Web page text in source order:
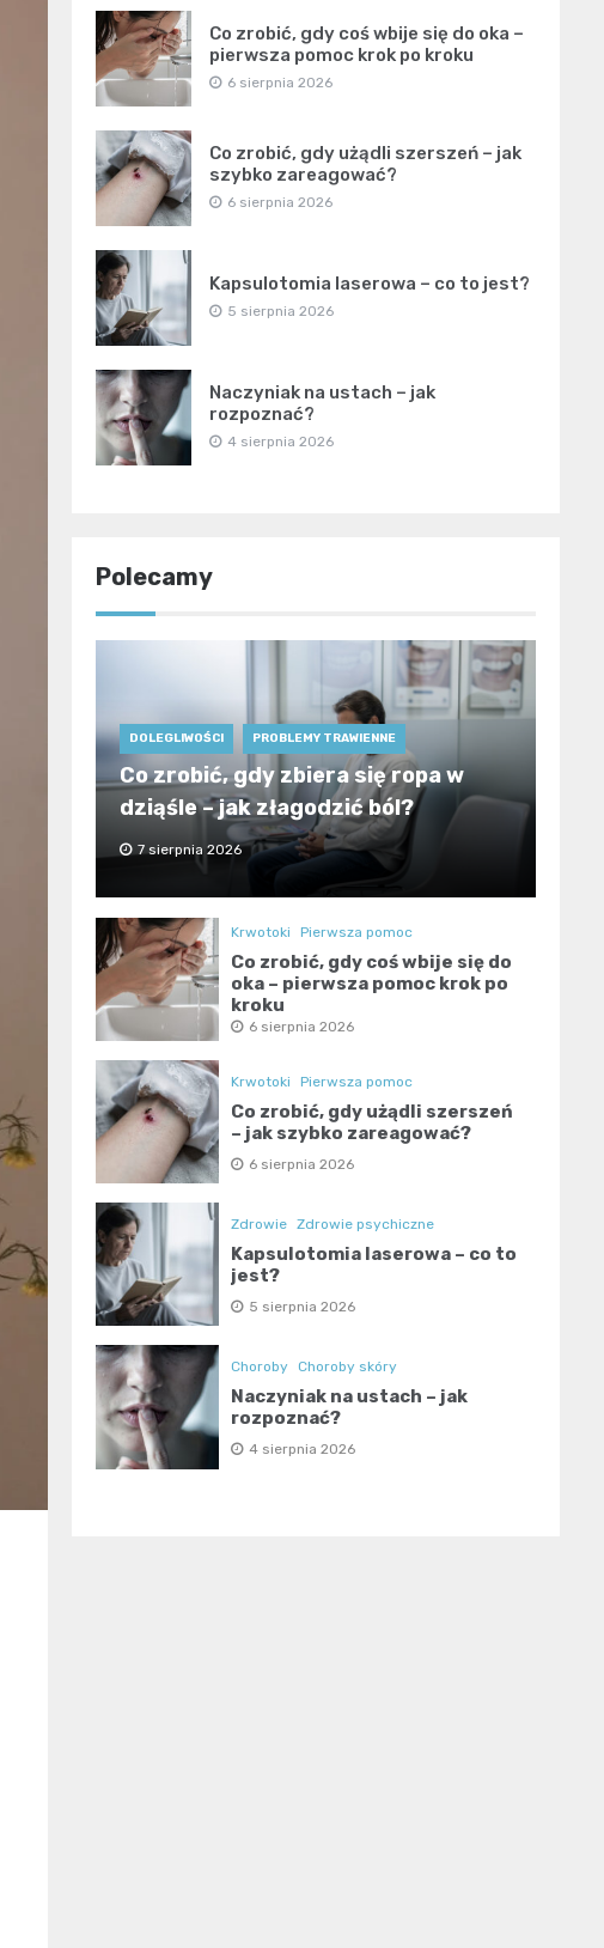
Co zrobić, gdy coś wbije się do oka –
pierwsza pomoc krok po kroku
6 sierpnia 2026
Co zrobić, gdy użądli szerszeń – jak
szybko zareagować?
6 sierpnia 2026
Kapsulotomia laserowa – co to jest?
5 sierpnia 2026
Naczyniak na ustach – jak
rozpoznać?
4 sierpnia 2026
Polecamy
DOLEGLIWOŚCI PROBLEMY TRAWIENNE
Co zrobić, gdy zbiera się ropa w
dziąśle – jak złagodzić ból?
7 sierpnia 2026
Krwotoki Pierwsza pomoc
Co zrobić, gdy coś wbije się do
oka – pierwsza pomoc krok po
kroku
6 sierpnia 2026
Krwotoki Pierwsza pomoc
Co zrobić, gdy użądli szerszeń
– jak szybko zareagować?
6 sierpnia 2026
Zdrowie Zdrowie psychiczne
Kapsulotomia laserowa – co to
jest?
5 sierpnia 2026
Choroby Choroby skóry
Naczyniak na ustach – jak
rozpoznać?
4 sierpnia 2026